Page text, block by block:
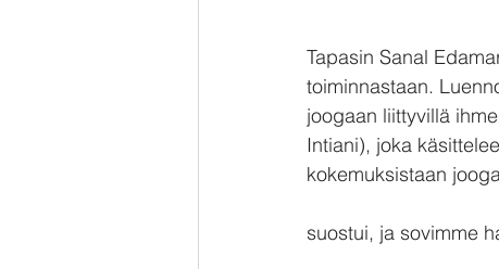
Tapasin Sanal
toiminnastaan.
joogaan liittyvillä
Intiani), joka
kokemuksistaan
suostui, ja sovimme